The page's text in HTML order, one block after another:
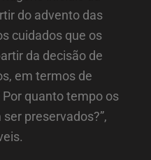
do advento das
cuidados que os
da decisão de
em termos de
quanto tempo os
preservados?”,